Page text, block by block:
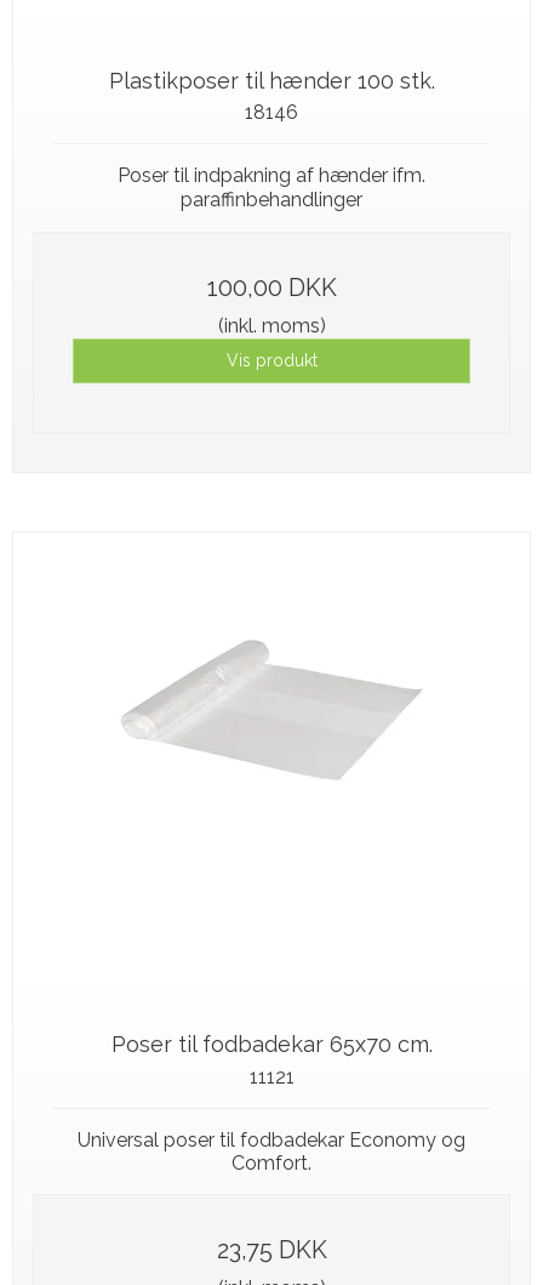
Plastikposer til hænder 100 stk.
18146
Poser til indpakning af hænder ifm.
paraffinbehandlinger
100,00 DKK
(inkl. moms)
Vis produkt
Poser til fodbadekar 65x70 cm.
11121
Universal poser til fodbadekar Economy og
Comfort.
23,75 DKK